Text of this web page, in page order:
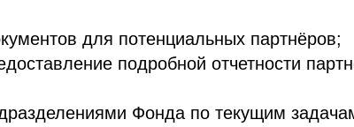
для потенциальных партнёров;
подробной отчетности
Фонда по текущим